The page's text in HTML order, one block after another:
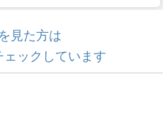
見た方は
ックしています